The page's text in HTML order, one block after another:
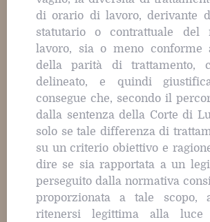
di orario di lavoro, derivante
statutario o contrattuale del
lavoro, sia o meno conforme
della parità di trattamento,
delineato, e quindi
consegue che, secondo il
dalla sentenza della Corte di
solo se tale differenza di
su un criterio obiettivo e
dire se sia rapportata a un
perseguito dalla normativa
proporzionata a tale scopo,
ritenersi legittima alla